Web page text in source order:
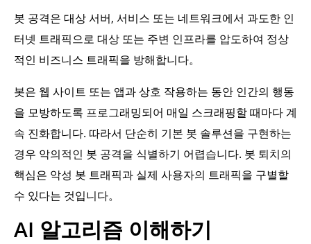
봇 공격은 대상 서버, 서비스 또는 네트워크에서 과도한 인
터넷 트래픽으로 대상 또는 주변 인프라를 압도하여 정상
적인 비즈니스 트래픽을 방해합니다。
봇은 웹 사이트 또는 앱과 상호 작용하는 동안 인간의 행동
을 모방하도록 프로그래밍되어 매일 스크래핑할 때마다 계
속 진화합니다. 따라서 단순히 기본 봇 솔루션을 구현하는
경우 악의적인 봇 공격을 식별하기 어렵습니다. 봇 퇴치의
핵심은 악성 봇 트래픽과 실제 사용자의 트래픽을 구별할
수 있다는 것입니다。
AI 알고리즘 이해하기